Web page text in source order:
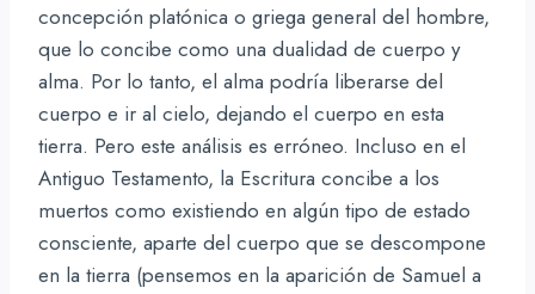
concepción platónica o griega general del hombre,
que lo concibe como una dualidad de cuerpo y
alma. Por lo tanto, el alma podría liberarse del
cuerpo e ir al cielo, dejando el cuerpo en esta
tierra. Pero este análisis es erróneo. Incluso en el
Antiguo Testamento, la Escritura concibe a los
muertos como existiendo en algún tipo de estado
consciente, aparte del cuerpo que se descompone
en la tierra (pensemos en la aparición de Samuel a